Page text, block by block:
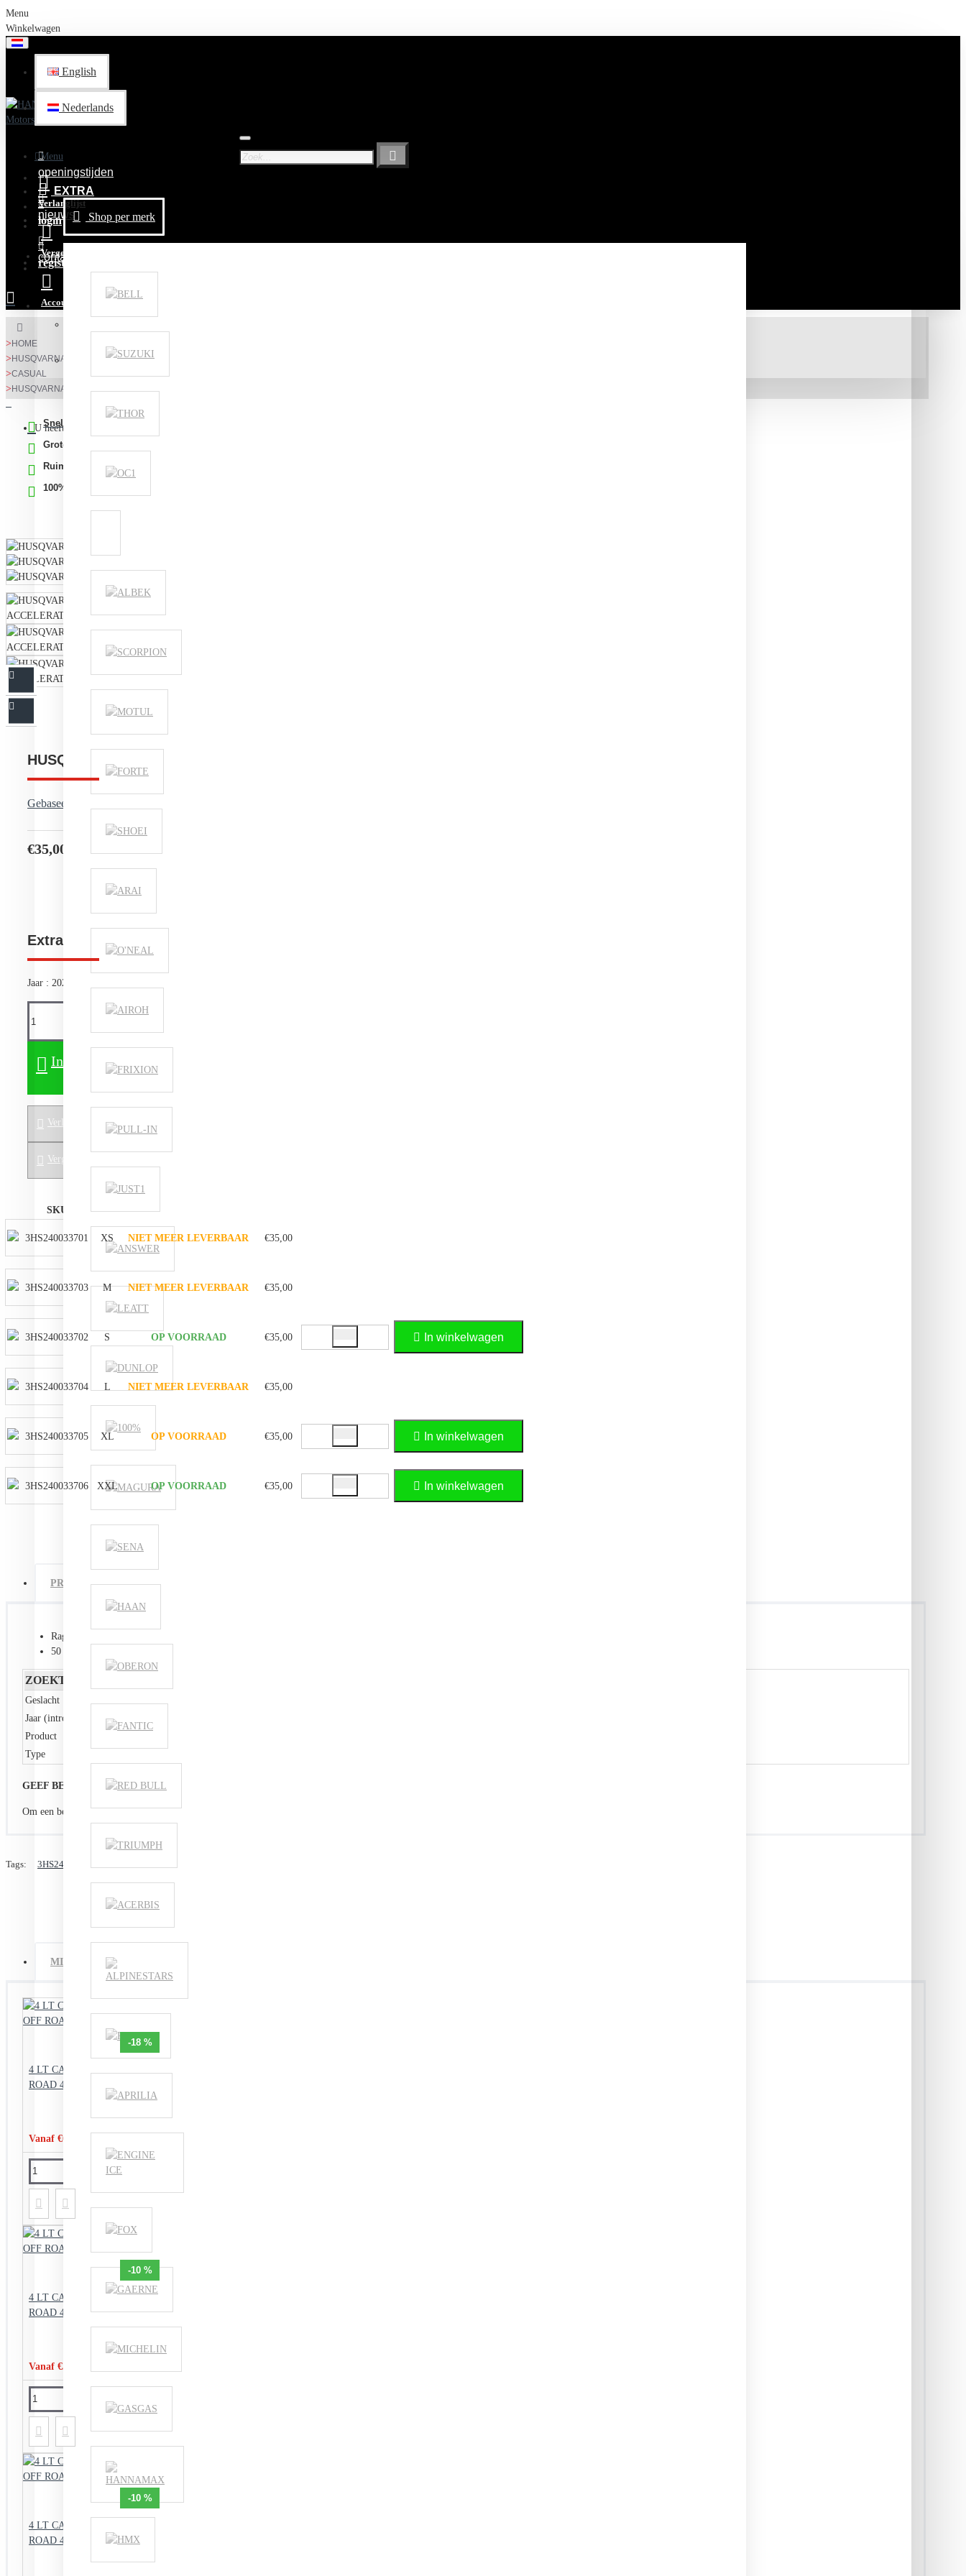
Menu
Winkelwagen
English
Nederlands
openingstijden
nieuws
contact
Verlanglijst
Vergelijken
Account
Registreren
U heeft nog geen producten in uw winkelwagen.
Menu
EXTRA
Shop per merk
login
registreer
HOME
HUSQVARNA KLEDING
CASUAL
HUSQVARNA ACCELERATE TEE
Snelle levering, gratis vanaf € 99
Grote showroom
Ruime openingstijden
100% Tevredenheidsgarantie
HUSQVARNA ACCELERATE TEE
Gebaseerd op 0 beoordeling(en).
€35,00
Extra product informatie
Jaar : 2024
In winkelwagen
Verlanglijstje
Vergelijken
SKU Maat Voorraadstatus
3HS240033701 XS NIET MEER LEVERBAAR €35,00
3HS240033703 M NIET MEER LEVERBAAR €35,00
3HS240033702 S OP VOORRAAD €35,00 In winkelwagen
3HS240033704 L NIET MEER LEVERBAAR €35,00
3HS240033705 XL OP VOORRAAD €35,00 In winkelwagen
3HS240033706 XXL OP VOORRAAD €35,00 In winkelwagen
PRODUCTOMSCHRIJVING
Raglan sleeves
50 % cotton / 50 % polyester
ZOEKTERMEN
Geslacht
Jaar (introductie)
2024
Product
Type
GEEF BEOORDELING
Om een beoordeling te schrijven moet u
Tags: 3HS240033701
MISSCHIEN OOK IETS VOOR U
-18 %
4 LT CAN ESTER TECH OFF
ROAD 4+ 10W-40
Vanaf €60,95
-10 %
4 LT CAN ESTER TECH OFF
ROAD 4+ 10W-60
Vanaf €57,85
-10 %
4 LT CAN ESTER TECH OFF
ROAD 4+ 15W-50